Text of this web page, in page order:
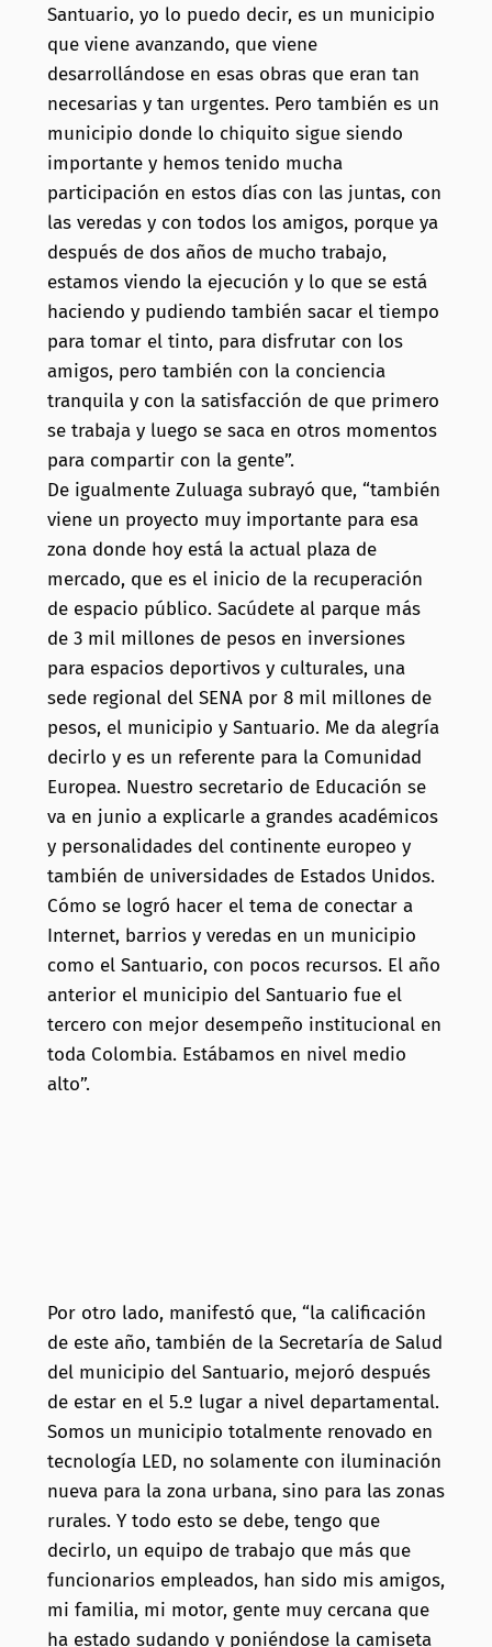
Santuario, yo lo puedo decir, es un municipio
que viene avanzando, que viene
desarrollándose en esas obras que eran tan
necesarias y tan urgentes. Pero también es un
municipio donde lo chiquito sigue siendo
importante y hemos tenido mucha
participación en estos días con las juntas, con
las veredas y con todos los amigos, porque ya
después de dos años de mucho trabajo,
estamos viendo la ejecución y lo que se está
haciendo y pudiendo también sacar el tiempo
para tomar el tinto, para disfrutar con los
amigos, pero también con la conciencia
tranquila y con la satisfacción de que primero
se trabaja y luego se saca en otros momentos
para compartir con la gente”.
De igualmente Zuluaga subrayó que, “también
viene un proyecto muy importante para esa
zona donde hoy está la actual plaza de
mercado, que es el inicio de la recuperación
de espacio público. Sacúdete al parque más
de 3 mil millones de pesos en inversiones
para espacios deportivos y culturales, una
sede regional del SENA por 8 mil millones de
pesos, el municipio y Santuario. Me da alegría
decirlo y es un referente para la Comunidad
Europea. Nuestro secretario de Educación se
va en junio a explicarle a grandes académicos
y personalidades del continente europeo y
también de universidades de Estados Unidos.
Cómo se logró hacer el tema de conectar a
Internet, barrios y veredas en un municipio
como el Santuario, con pocos recursos. El año
anterior el municipio del Santuario fue el
tercero con mejor desempeño institucional en
toda Colombia. Estábamos en nivel medio
alto”.
Por otro lado, manifestó que, “la calificación
de este año, también de la Secretaría de Salud
del municipio del Santuario, mejoró después
de estar en el 5.º lugar a nivel departamental.
Somos un municipio totalmente renovado en
tecnología LED, no solamente con iluminación
nueva para la zona urbana, sino para las zonas
rurales. Y todo esto se debe, tengo que
decirlo, un equipo de trabajo que más que
funcionarios empleados, han sido mis amigos,
mi familia, mi motor, gente muy cercana que
ha estado sudando y poniéndose la camiseta